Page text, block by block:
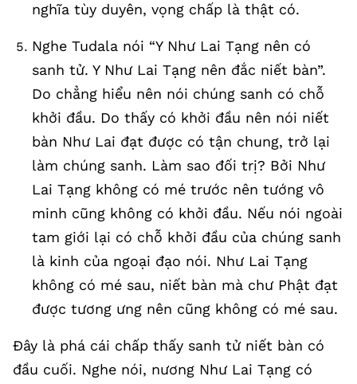
nghĩa tùy duyên, vọng chấp là thật có.
Nghe Tudala nói “Y Như Lai Tạng nên có
sanh tử. Y Như Lai Tạng nên đắc niết bàn”.
Do chẳng hiểu nên nói chúng sanh có chỗ
khởi đầu. Do thấy có khởi đầu nên nói niết
bàn Như Lai đạt được có tận chung, trở lại
làm chúng sanh. Làm sao đối trị? Bởi Như
Lai Tạng không có mé trước nên tướng vô
minh cũng không có khởi đầu. Nếu nói ngoài
tam giới lại có chỗ khởi đầu của chúng sanh
là kinh của ngoại đạo nói. Như Lai Tạng
không có mé sau, niết bàn mà chư Phật đạt
được tương ưng nên cũng không có mé sau.
Đây là phá cái chấp thấy sanh tử niết bàn có
đầu cuối. Nghe nói, nương Như Lai Tạng có